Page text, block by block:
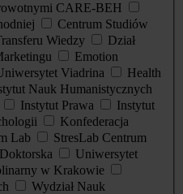
CARE-BEH
Centrum Studiów
Wiedzy
Dział
Emotion
Viadrina
Health
Nauk Humanistycznych
Instytut Prawa
Instytut
Konfederacja
Lab
StresLab Centrum
Uniwersytet
w Krakowie
Wydział Nauk